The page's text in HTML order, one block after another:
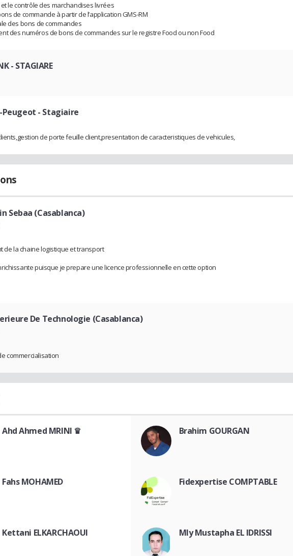
le contrôle des marchandises livrées
de commande à partir de l’application GMS-RM
des bons de commandes
des numéros de bons de commandes sur le registre Food ou non Food
- STAGIARE
Peugeot - Stagiaire
de porte feuille client,presentation de caracteristiques de vehicules,
Sebaa (Casablanca)
de la chaine logistique et transport
puisque je prepare une licence professionnelle en cette option
De Technologie (Casablanca)
commercialisation
Ahd Ahmed MRINI ♛ Brahim GOURGAN
Fahs MOHAMED Fidexpertise COMPTABLE
Kettani ELKARCHAOUI Mly Mustapha EL IDRISSI